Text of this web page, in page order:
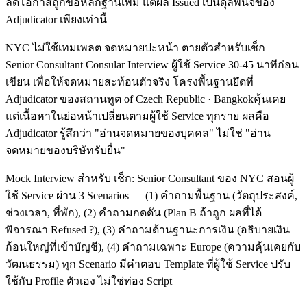
Adjudicator เพียงเท่านี้
NYC ไม่ใช้เทมเพลต จดหมายปะหน้า ตายตัวสำหรับเช็ก —
Senior Consultant Consular Interview ผู้ใช้ Service 30-45 นาทีก่อน
เขียน เพื่อให้จดหมายสะท้อนตัวจริง โครงพื้นฐานยึดที่
Adjudicator ของสถานทูต of Czech Republic · Bangkokคุ้นเคย
แต่เนื้อหาในย่อหน้าเปลี่ยนตามผู้ใช้ Service ทุกราย ผลคือ
Adjudicator รู้สึกว่า "อ่านจดหมายของบุคคล" ไม่ใช่ "อ่าน
จดหมายของบริษัทรับยื่น"
Mock Interview สำหรับ เช็ก: Senior Consultant ของ NYC สอนผู้
ใช้ Service ผ่าน 3 Scenarios — (1) คำถามพื้นฐาน (วัตถุประสงค์,
ช่วงเวลา, ที่พัก), (2) คำถามกดดัน (Plan B ถ้าถูก ผลที่ได้
พิจารณา Refused ?), (3) คำถามด้านฐานะการเงิน (อธิบายเงิน
ก้อนใหญ่ที่เข้าบัญชี), (4) คำถามเฉพาะ Europe (ความคุ้นเคยกับ
วัฒนธรรม) ทุก Scenario มีคำตอบ Template ที่ผู้ใช้ Service ปรับ
ใช้กับ Profile ตัวเอง ไม่ใช่ท่อง Script